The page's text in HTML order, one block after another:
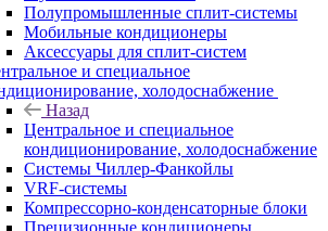
Полупромышленные сплит-системы
Мобильные кондиционеры
Аксессуары для сплит-систем
и специальное
холодоснабжение
Назад
Центральное и специальное
кондиционирование, холодоснабжение
Системы Чиллер-Фанкойлы
VRF-системы
Компрессорно-конденсаторные блоки
Прецизионные кондиционеры